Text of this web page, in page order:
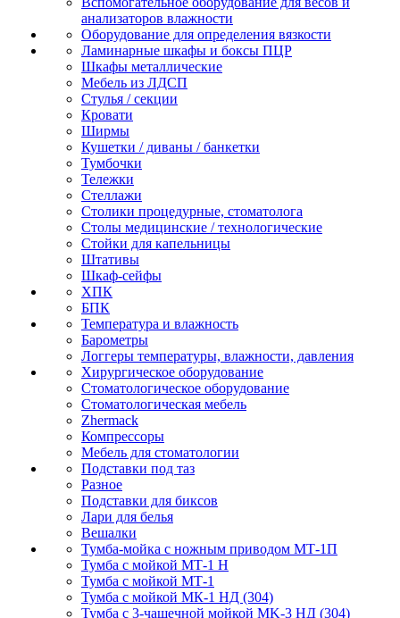
анализаторов влажности
Оборудование для определения вязкости
Ламинарные шкафы и боксы ПЦР
Шкафы металлические
Мебель из ЛДСП
Стулья / секции
Кровати
Ширмы
Кушетки / диваны / банкетки
Тумбочки
Тележки
Стеллажи
Столики процедурные, стоматолога
Столы медицинские / технологические
Стойки для капельницы
Штативы
Шкаф-сейфы
ХПК
БПК
Температура и влажность
Барометры
Логгеры температуры, влажности, давления
Хирургическое оборудование
Стоматологическое оборудование
Стоматологическая мебель
Zhermack
Компрессоры
Мебель для стоматологии
Подставки под таз
Разное
Подставки для биксов
Лари для белья
Вешалки
Тумба-мойка с ножным приводом МТ-1П
Тумба с мойкой МТ-1 Н
Тумба с мойкой МТ-1
Тумба с мойкой МК-1 НД (304)
Тумба с 3-чашечной мойкой МK-3 НД (304)